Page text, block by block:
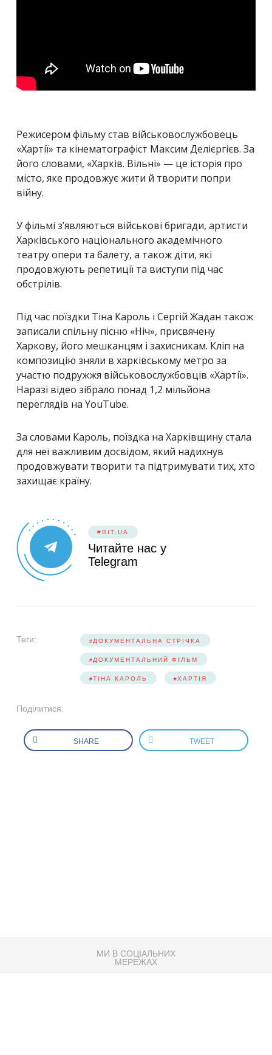
Режисером фільму став військовослужбовець
«Хартії» та кінематографіст Максим Делієргієв. За
його словами, «Харків. Вільні» — це історія про
місто, яке продовжує жити й творити попри
війну.
У фільмі з’являються військові бригади, артисти
Харківського національного академічного
театру опери та балету, а також діти, які
продовжують репетиції та виступи під час
обстрілів.
Під час поїздки Тіна Кароль і Сергій Жадан також
записали спільну пісню «Ніч», присвячену
Харкову, його мешканцям і захисникам. Кліп на
композицію зняли в харківському метро за
участю подружжя військовослужбовців «Хартії».
Наразі відео зібрало понад 1,2 мільйона
переглядів на YouTube.
За словами Кароль, поїздка на Харківщину стала
для неї важливим досвідом, який надихнув
продовжувати творити та підтримувати тих, хто
захищає країну.
#BIT.UA
Читайте нас у
Telegram
Теги: ДОКУМЕНТАЛЬНА СТРІЧКА
ДОКУМЕНТАЛЬНИЙ ФІЛЬМ
ТІНА КАРОЛЬ ХАРТІЯ
Поділитися:
SHARE TWEET
МИ В СОЦІАЛЬНИХ
МЕРЕЖАХ